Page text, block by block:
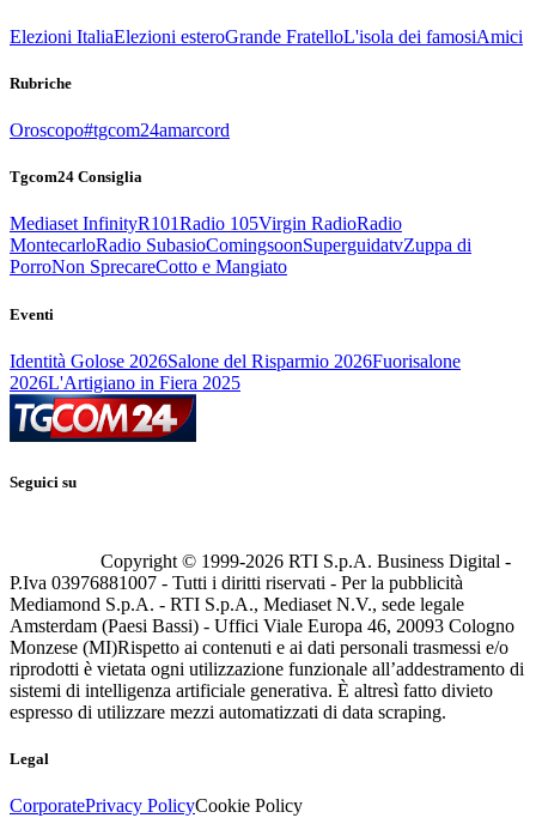
Elezioni ItaliaElezioni esteroGrande FratelloL'isola dei famosiAmici
Rubriche
Oroscopo#tgcom24amarcord
Tgcom24 Consiglia
Mediaset InfinityR101Radio 105Virgin RadioRadio
MontecarloRadio SubasioComingsoonSuperguidatvZuppa di
PorroNon SprecareCotto e Mangiato
Eventi
Identità Golose 2026Salone del Risparmio 2026Fuorisalone
2026L'Artigiano in Fiera 2025
Seguici su
Copyright © 1999-2026 RTI S.p.A. Business Digital -
P.Iva 03976881007 - Tutti i diritti riservati - Per la pubblicità
Mediamond S.p.A. - RTI S.p.A., Mediaset N.V., sede legale
Amsterdam (Paesi Bassi) - Uffici Viale Europa 46, 20093 Cologno
Monzese (MI)Rispetto ai contenuti e ai dati personali trasmessi e/o
riprodotti è vietata ogni utilizzazione funzionale all’addestramento di
sistemi di intelligenza artificiale generativa. È altresì fatto divieto
espresso di utilizzare mezzi automatizzati di data scraping.
Legal
CorporatePrivacy PolicyCookie Policy